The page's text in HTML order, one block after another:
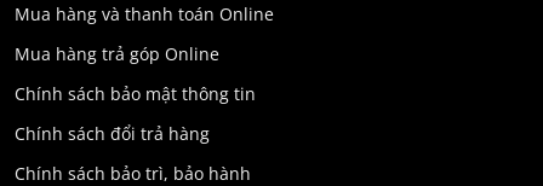
Mua hàng và thanh toán Online
Mua hàng trả góp Online
Chính sách bảo mật thông tin
Chính sách đổi trả hàng
Chính sách bảo trì, bảo hành